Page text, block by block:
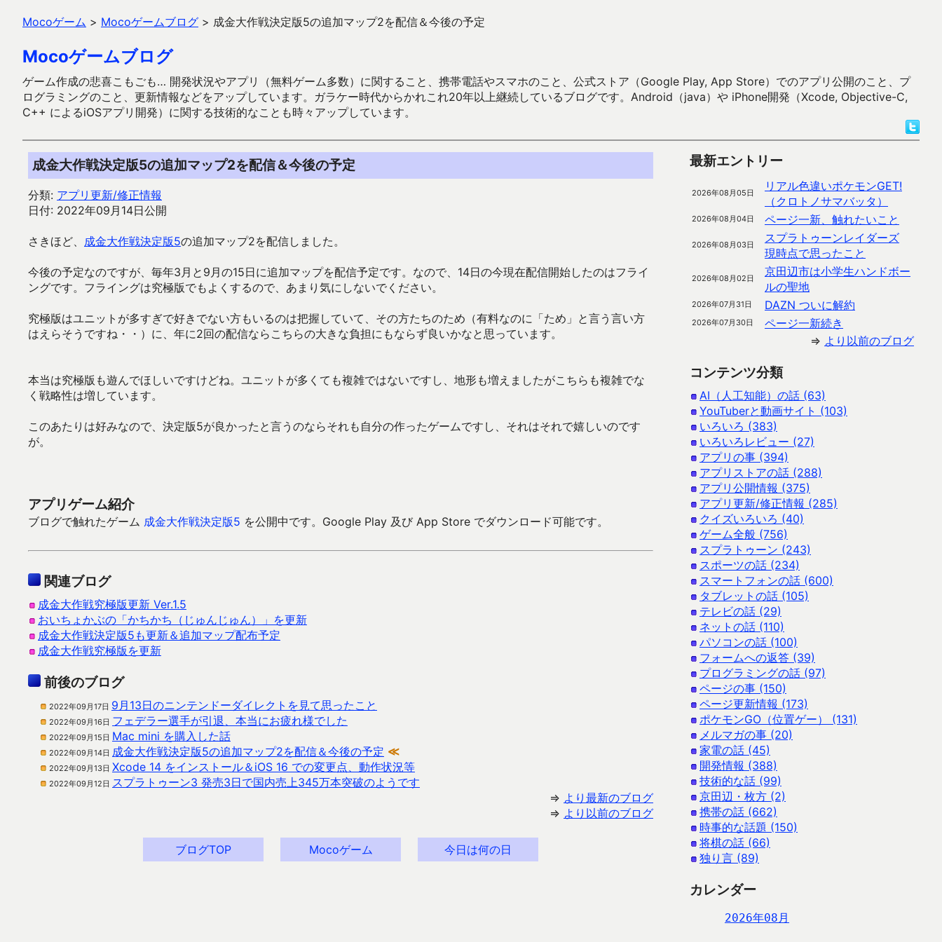
Mocoゲーム > Mocoゲームブログ > 成金大作戦決定版5の追加マップ2を配信＆今後の予定
Mocoゲームブログ
ゲーム作成の悲喜こもごも… 開発状況やアプリ（無料ゲーム多数）に関すること、携帯電話やスマホのこと、公式ストア（Google Play, App Store）でのアプリ公開のこと、プ
ログラミングのこと、更新情報などをアップしています。ガラケー時代からかれこれ20年以上継続しているブログです。Android（java）や iPhone開発（Xcode, Objective-C,
C++ によるiOSアプリ開発）に関する技術的なことも時々アップしています。
成金大作戦決定版5の追加マップ2を配信＆今後の予定
分類: アプリ更新/修正情報
日付: 2022年09月14日公開
さきほど、 成金大作戦決定版5の追加マップ2を配信しました。
今後の予定なのですが、毎年3月と9月の15日に追加マップを配信予定です。なので、14日の今現在配信開始したのはフライ
ングです。フライングは究極版でもよくするので、あまり気にしないでください。
究極版はユニットが多すぎで好きでない方もいるのは把握していて、その方たちのため（有料なのに「ため」と言う言い方
はえらそうですね・・）に、年に2回の配信ならこちらの大きな負担にもならず良いかなと思っています。
本当は究極版も遊んでほしいですけどね。ユニットが多くても複雑ではないですし、地形も増えましたがこちらも複雑でな
く戦略性は増しています。
このあたりは好みなので、決定版5が良かったと言うのならそれも自分の作ったゲームですし、それはそれで嬉しいのです
が。
アプリゲーム紹介
ブログで触れたゲーム 成金大作戦決定版5 を公開中です。Google Play 及び App Store でダウンロード可能です。
関連ブログ
成金大作戦究極版更新 Ver.1.5
おいちょかぶの「かちかち（じゅんじゅん）」を更新
成金大作戦決定版5も更新＆追加マップ配布予定
成金大作戦究極版を更新
前後のブログ
2022年09月17日 9月13日のニンテンドーダイレクトを見て思ったこと
2022年09月16日 フェデラー選手が引退、本当にお疲れ様でした
2022年09月15日 Mac mini を購入した話
2022年09月14日 成金大作戦決定版5の追加マップ2を配信＆今後の予定 ≪
2022年09月13日 Xcode 14 をインストール＆iOS 16 での変更点、動作状況等
2022年09月12日 スプラトゥーン3 発売3日で国内売上345万本突破のようです
⇒ より最新のブログ
⇒ より以前のブログ
ブログTOP Mocoゲーム 今日は何の日
最新エントリー
2026年08月05日
リアル色違いポケモンGET!
（クロトノサマバッタ）
2026年08月04日 ページ一新、触れたいこと
2026年08月03日
スプラトゥーンレイダーズ
現時点で思ったこと
2026年08月02日
京田辺市は小学生ハンドボー
ルの聖地
2026年07月31日 DAZN ついに解約
2026年07月30日
ページ一新続き
⇒ より以前のブログ
コンテンツ分類
AI（人工知能）の話 (63)
YouTuberと動画サイト (103)
いろいろ (383)
いろいろレビュー (27)
アプリの事 (394)
アプリストアの話 (288)
アプリ公開情報 (375)
アプリ更新/修正情報 (285)
クイズいろいろ (40)
ゲーム全般 (756)
スプラトゥーン (243)
スポーツの話 (234)
スマートフォンの話 (600)
タブレットの話 (105)
テレビの話 (29)
ネットの話 (110)
パソコンの話 (100)
フォームへの返答 (39)
プログラミングの話 (97)
ページの事 (150)
ページ更新情報 (173)
ポケモンGO（位置ゲー） (131)
メルマガの事 (20)
家電の話 (45)
開発情報 (388)
技術的な話 (99)
京田辺・枚方 (2)
携帯の話 (662)
時事的な話題 (150)
将棋の話 (66)
独り言 (89)
カレンダー
2026年08月